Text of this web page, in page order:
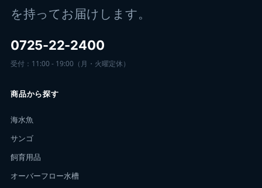
を持ってお届けします。
0725-22-2400
受付：11:00 - 19:00（月・火曜定休）
商品から探す
海水魚
サンゴ
飼育用品
オーバーフロー水槽